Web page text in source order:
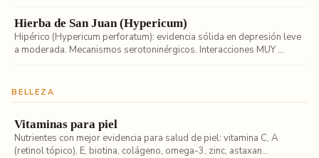
Hierba de San Juan (Hypericum)
Hipérico (Hypericum perforatum): evidencia sólida en depresión leve
a moderada. Mecanismos serotoninérgicos. Interacciones MUY ...
BELLEZA
Vitaminas para piel
Nutrientes con mejor evidencia para salud de piel: vitamina C, A
(retinol tópico), E, biotina, colágeno, omega-3, zinc, astaxan...